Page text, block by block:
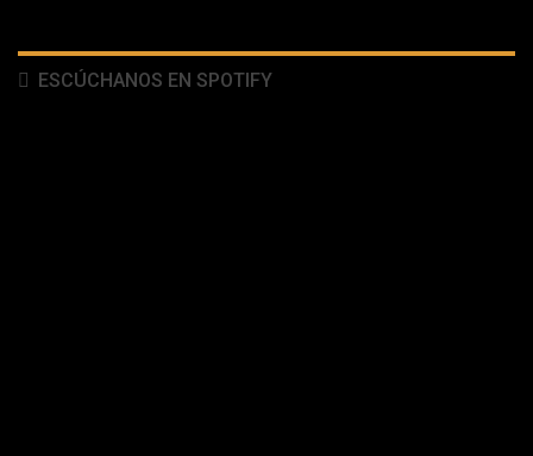
ESCÚCHANOS EN SPOTIFY